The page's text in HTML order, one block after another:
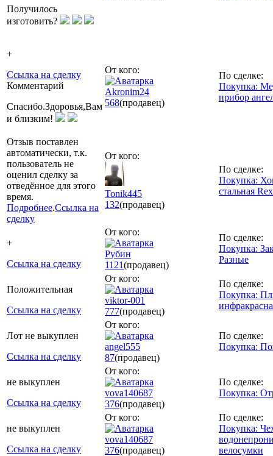
Получилось
изготовить?
+
Ссылка на сделку
Комментарий
Спасибо.Здоровья,Вам
и близким!
От кого:
Akronim24
568(продавец)
По сделке:
Покупка:
прибор
Отзыв поставлен
автоматически, т.к.
пользователь не
оценил сделку за
отведённое для этого
время.
Подробнее.Ссылка на
сделку
От кого:
Tonik445
132(продавец)
По сделке:
Покупка:
стальная
+
Ссылка на сделку
От кого:
Рубин
1121(продавец)
По сделке:
Покупка:
Разные
Положительная
Ссылка на сделку
От кого:
viktor-001
777(продавец)
По сделке:
Покупка:
Лот не выкуплен
Ссылка на сделку
От кого:
angel555
87(продавец)
По сделке:
Покупка:
не выкуплен
Ссылка на сделку
От кого:
vova140687
376(продавец)
По сделке:
Покупка:
не выкуплен
Ссылка на сделку
От кого:
vova140687
376(продавец)
По сделке:
Покупка:
велосумки